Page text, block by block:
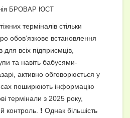
БРОВАР ЮСТ
терміналів стільки
обов’язкове встановлення
для всіх підприємців,
та навіть бабусями-
активно обговорюється у
поширюють інформацію
термінали з 2025 року,
❗ Однак більшість